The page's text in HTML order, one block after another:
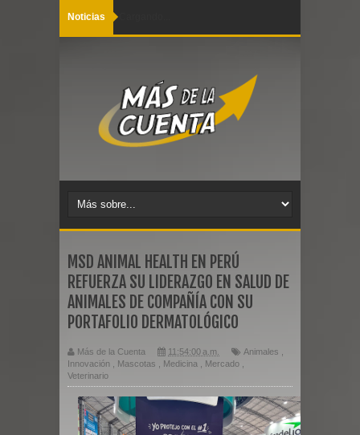
Noticias
MSD ANIMAL HEALTH EN PERÚ
REFUERZA SU LIDERAZGO EN SALUD DE
ANIMALES DE COMPAÑÍA CON SU
PORTAFOLIO DERMATOLÓGICO
Más de la Cuenta 11:54:00 a.m. Animales
Innovación
Mascotas Medicina Mercado
Veterinario